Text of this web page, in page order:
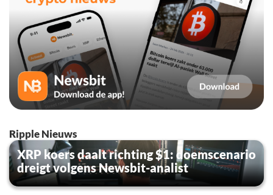
Ripple Nieuws
XRP koers daalt richting $1: doemscenario
dreigt volgens Newsbit-analist